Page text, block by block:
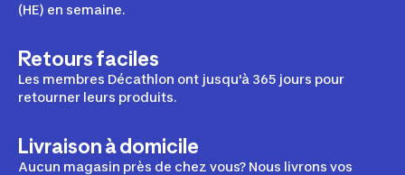
(HE) en semaine.
Retours faciles
Les membres Décathlon ont jusqu'à 365 jours pour
retourner leurs produits.
Livraison à domicile
Aucun magasin près de chez vous? Nous livrons vos